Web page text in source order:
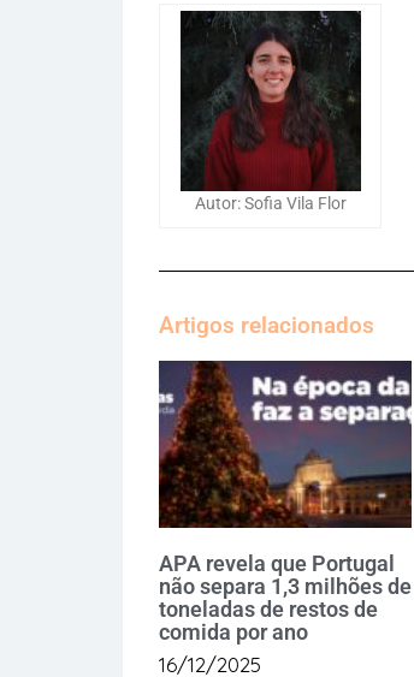
Autor: Sofia Vila Flor
Artigos relacionados
APA revela que Portugal
não separa 1,3 milhões de
toneladas de restos de
comida por ano
16/12/2025